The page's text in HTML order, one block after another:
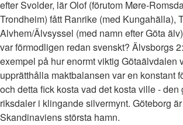
efter Svolder, lär Olof (förutom Møre-
Trondheim) fått Ranrike (med Kungahälla),
Alvhem/Älvsyssel (med namn efter Göta
var förmodligen redan svenskt? Älvsborgs
exempel på hur enormt viktig Götaälvdalen
upprätthålla maktbalansen var en konstant
och detta fick kosta vad det kosta ville -
riksdaler i klingande silvermynt. Göteborg
Skandinaviens största hamn.